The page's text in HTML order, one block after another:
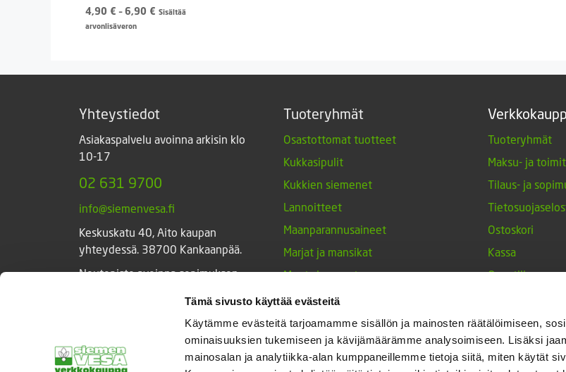
Tämä sivusto käyttää evästeitä
Käytämme evästeitä tarjoamamme sisällön ja mainosten räätälöimiseen,
ominaisuuksien tukemiseen ja kävijämäärämme analysoimiseen. Lisäksi
mainosalan ja analytiikka-alan kumppaneillemme tietoja siitä, miten käytät
4,90 € – 6,90 € Hintaluokka:
Sisältää
arvonlisäveron
Yhteystiedot
Asiakaspalvelu avoinna arkisin klo
10-17
02 631 9700
info@siemenvesa.fi
Keskuskatu 40, Aito kaupan
yhteydessä. 38700 Kankaanpää.
Noutopiste avoinna sopimuksen
Tuoteryhmät
Osastottomat tuotteet
Kukkasipulit
Kukkien siemenet
Lannoitteet
Maanparannusaineet
Marjat ja mansikat
Muut siemenet
Muut tuotteet
Siemenperunat
Tarvikkeet
Triumph-tulppaanit
Tuoteryhmät
Maksu- ja
Tilaus- ja
Ostoskori
Kassa
Oma tili